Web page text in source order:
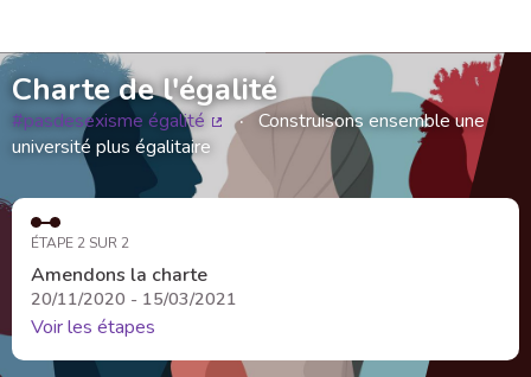
Charte de l'égalité
#pasdesexisme égalité
(Lien externe)
Construisons ensemble une
université plus égalitaire
ÉTAPE 2 SUR 2
Amendons la charte
20/11/2020 - 15/03/2021
Voir les étapes